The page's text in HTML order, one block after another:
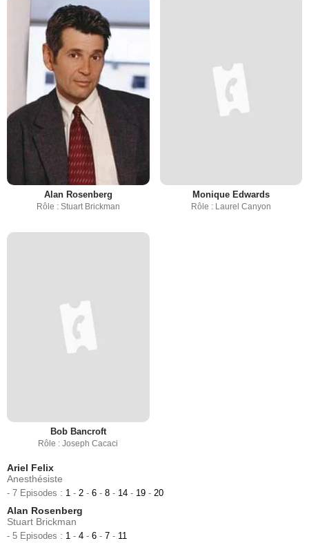
Alan Rosenberg
Rôle : Stuart Brickman
Monique Edwards
Rôle : Laurel Canyon
Bob Bancroft
Rôle : Joseph Cacaci
Ariel Felix
Anesthésiste
- 7 Episodes : 1 - 2 - 6 - 8 - 14 - 19 - 20
Alan Rosenberg
Stuart Brickman
- 5 Episodes : 1 - 4 - 6 - 7 - 11